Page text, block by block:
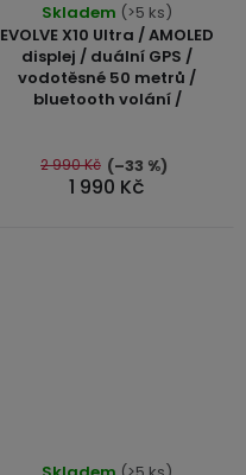
EVOLVE X10 Ultra / AMOLED
displej / duální GPS /
vodotěsné 50 metrů /
bluetooth volání /
hodnocení
produktu
je
5,0
5
hvězdiček.
Skladem (>5 ks)
1 990 Kč
2 990 Kč (–33 %)